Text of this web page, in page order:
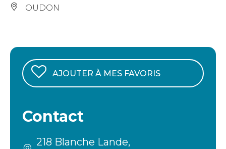
OUDON
AJOUTER À MES FAVORIS
Contact
218 Blanche Lande,